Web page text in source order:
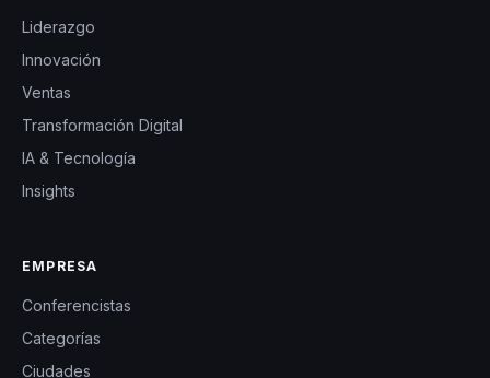
Liderazgo
Innovación
Ventas
Transformación Digital
IA & Tecnología
Insights
EMPRESA
Conferencistas
Categorías
Ciudades